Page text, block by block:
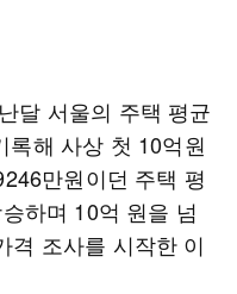
달 서울의 주택 평균
록해 사상 첫 10억원
만원이던 주택 평
하며 10억 원을 넘
격 조사를 시작한 이